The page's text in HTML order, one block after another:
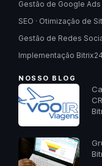
Gestão de Google Ads
SEO · Otimização de
Gestão de Redes
Implementação Bitrix24
NOSSO BLOG